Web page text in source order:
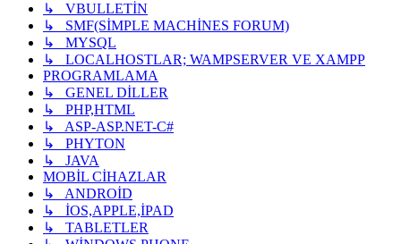
↳ VBULLETİN
↳ SMF(SİMPLE MACHİNES FORUM)
↳ MYSQL
↳ LOCALHOSTLAR; WAMPSERVER VE XAMPP
PROGRAMLAMA
↳ GENEL DİLLER
↳ PHP,HTML
↳ ASP-ASP.NET-C#
↳ PHYTON
↳ JAVA
MOBİL CİHAZLAR
↳ ANDROİD
↳ İOS,APPLE,İPAD
↳ TABLETLER